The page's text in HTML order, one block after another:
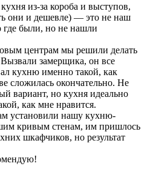
из-за короба и выступов,
они и дешевле) — это не наш
были, но не нашли
центрам мы решили делать
замерщика, он все
кухню именно такой, как
сложилась окончательно. Не
вариант, но кухня идеально
как мне нравится.
установили нашу кухню-
кривым стенам, им пришлось
шкафчиков, но результат